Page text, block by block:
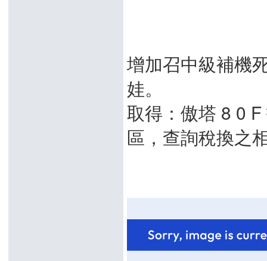
增加召中級補機
娃。
取得：傲塔 8 0
區，查詢稅換之